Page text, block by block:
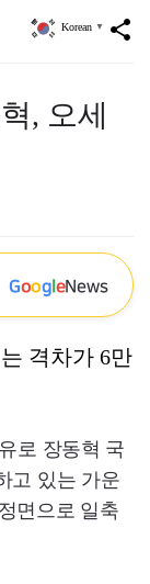
share
Korean ▼
, 오세
GoogleNews
격차가 6만
로 장동혁 국
고 있는 가운
면으로 일축